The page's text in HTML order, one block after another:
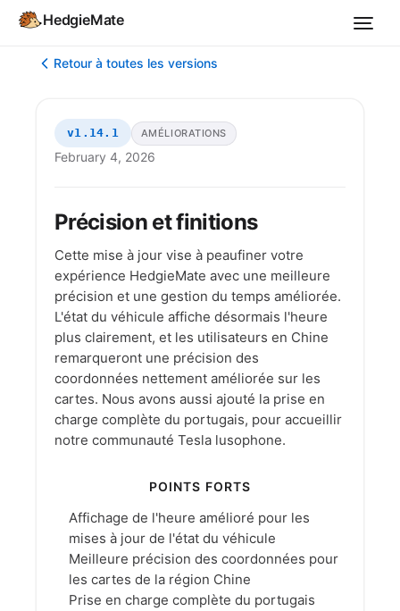
HedgieMate
Retour à toutes les versions
v1.14.1 AMÉLIORATIONS
February 4, 2026
Précision et finitions
Cette mise à jour vise à peaufiner votre
expérience HedgieMate avec une meilleure
précision et une gestion du temps améliorée.
L'état du véhicule affiche désormais l'heure
plus clairement, et les utilisateurs en Chine
remarqueront une précision des
coordonnées nettement améliorée sur les
cartes. Nous avons aussi ajouté la prise en
charge complète du portugais, pour accueillir
notre communauté Tesla lusophone.
POINTS FORTS
Affichage de l'heure amélioré pour les
mises à jour de l'état du véhicule
Meilleure précision des coordonnées pour
les cartes de la région Chine
Prise en charge complète du portugais